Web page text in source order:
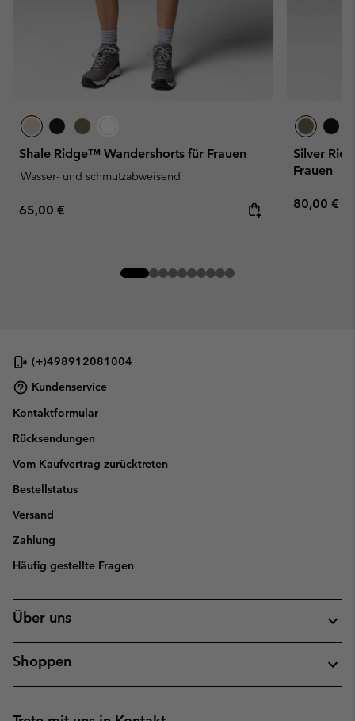
Shale Ridge™ Wandershorts für Frauen
Wasser- und schmutzabweisend
Regular price:
65,00 €
Silver
Frauen
Regular
80,00 €
(+)498912081004
Kundenservice
Kontaktformular
Rücksendungen
Vom Kaufvertrag zurücktreten
Bestellstatus
Versand
Zahlung
Häufig gestellte Fragen
Über uns
Shoppen